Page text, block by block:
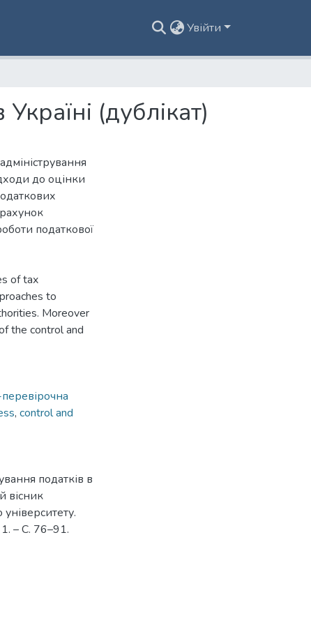
Увійти
(дублікат)
до оцінки
податкової
of tax
to
Moreover
the control and
, control and
податків в
вісник
– С. 76–91.